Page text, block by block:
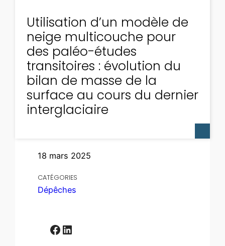
Utilisation d’un modèle de
neige multicouche pour
des paléo-études
transitoires : évolution du
bilan de masse de la
surface au cours du dernier
interglaciaire
18 mars 2025
CATÉGORIES
Dépêches
Facebook LinkedIn